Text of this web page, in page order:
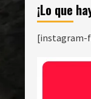
¡Lo que
[instagram-